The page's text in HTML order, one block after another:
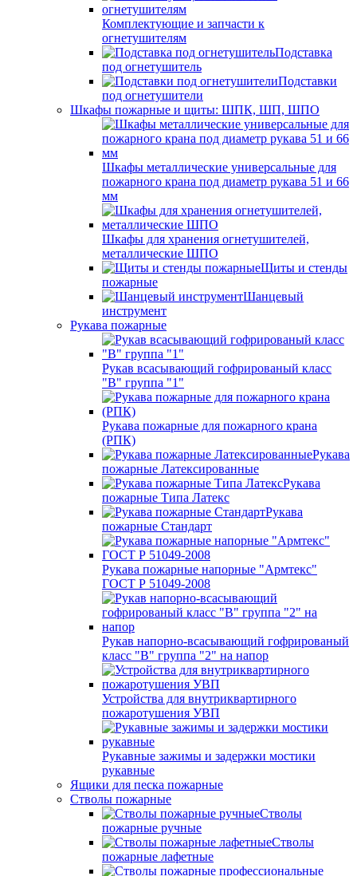
Комплектующие и запчасти к
огнетушителям
Подставка
под огнетушитель
Подставки
под огнетушители
Шкафы пожарные и щиты: ШПК, ШП, ШПО
Шкафы металлические универсальные для
пожарного крана под диаметр рукава 51 и 66
мм
Шкафы для хранения огнетушителей,
металлические ШПО
Щиты и стенды
пожарные
Шанцевый
инструмент
Рукава пожарные
Рукав всасывающий гофрированый класс
"В" группа "1"
Рукава пожарные для пожарного крана
(РПК)
Рукава
пожарные Латексированные
Рукава
пожарные Типа Латекс
Рукава
пожарные Стандарт
Рукава пожарные напорные "Армтекс"
ГОСТ Р 51049-2008
Рукав напорно-всасывающий гофрированый
класс "В" группа "2" на напор
Устройства для внутриквартирного
пожаротушения УВП
Рукавные зажимы и задержки мостики
рукавные
Ящики для песка пожарные
Стволы пожарные
Стволы
пожарные ручные
Стволы
пожарные лафетные